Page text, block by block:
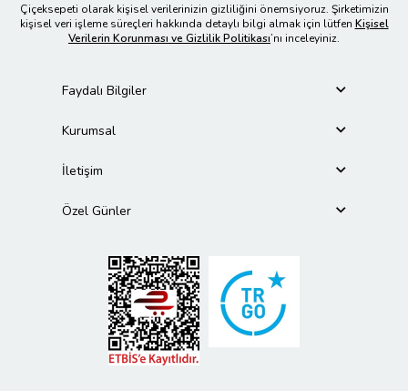
Çiçeksepeti olarak kişisel verilerinizin gizliliğini önemsiyoruz. Şirketimizin
kişisel veri işleme süreçleri hakkında detaylı bilgi almak için lütfen Kişisel
Verilerin Korunması ve Gizlilik Politikası’nı inceleyiniz.
Faydalı Bilgiler
Kurumsal
İletişim
Özel Günler